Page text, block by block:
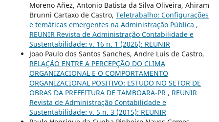
Moreno Añez, Antonio Batista da Silva Oliveira, Ahiram
Brunni Cartaxo de Castro, Teletrabalho: Configurações
e temáticas emergentes na Administração Pública ,
REUNIR Revista de Administração Contabilidade e
Sustentabilidade: v. 16 n. 1 (2026): REUNIR
Joao Paulo dos Santos Sanches, Andre Luis de Castro,
RELAÇÃO ENTRE A PERCEPÇÃO DO CLIMA
ORGANIZACIONAL E O COMPORTAMENTO
ORGANIZACIONAL POSITIVO: ESTUDO NO SETOR DE
OBRAS DA PREFEITURA DE TAMBOARA-PR , REUNIR
Revista de Administração Contabilidade e
Sustentabilidade: v. 5 n. 3 (2015): REUNIR